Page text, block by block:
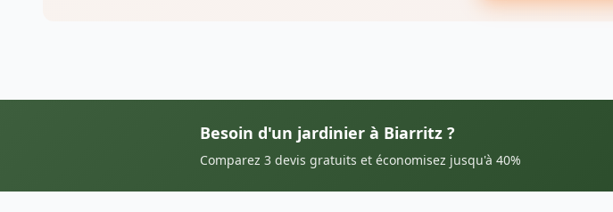
Besoin d'un jardinier à Biarritz ?
Comparez 3 devis gratuits et économisez jusqu'à 40%